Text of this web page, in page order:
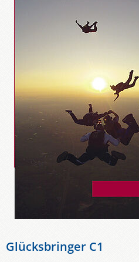
Glücksbringer C1